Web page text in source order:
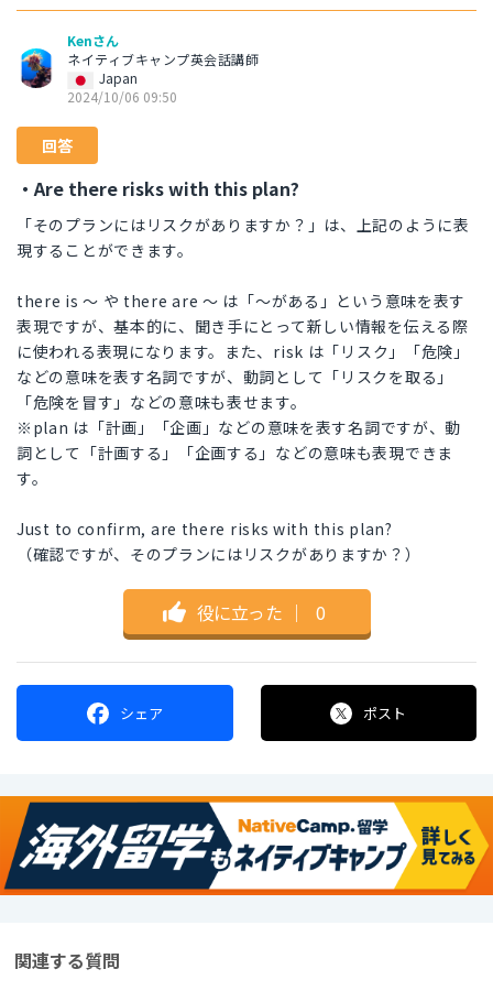
Kenさん
ネイティブキャンプ英会話講師
Japan
2024/10/06 09:50
回答
・Are there risks with this plan?
「そのプランにはリスクがありますか？」は、上記のように表
現することができます。
there is 〜 や there are 〜 は「〜がある」という意味を表す
表現ですが、基本的に、聞き手にとって新しい情報を伝える際
に使われる表現になります。また、risk は「リスク」「危険」
などの意味を表す名詞ですが、動詞として「リスクを取る」
「危険を冒す」などの意味も表せます。
※plan は「計画」「企画」などの意味を表す名詞ですが、動
詞として「計画する」「企画する」などの意味も表現できま
す。
Just to confirm, are there risks with this plan?
（確認ですが、そのプランにはリスクがありますか？）
役に立った ｜ 0
シェア ポスト
関連する質問